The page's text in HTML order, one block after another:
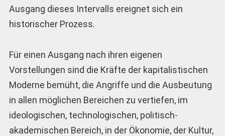
Ausgang dieses Intervalls ereignet sich ein
historischer Prozess.
Für einen Ausgang nach ihren eigenen
Vorstellungen sind die Kräfte der kapitalistischen
Moderne bemüht, die Angriffe und die Ausbeutung
in allen möglichen Bereichen zu vertiefen, im
ideologischen, technologischen, politisch-
akademischen Bereich, in der Ökonomie, der Kultur,